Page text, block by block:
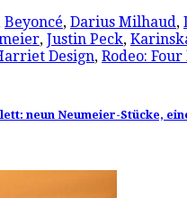
Beyoncé, Darius Milhaud,
, Justin Peck,
Design, Rodeo: Four
neun Neumeier-Stücke,